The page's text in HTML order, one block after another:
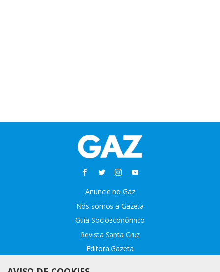
Anuncie no Gaz
Nós somos a Gazeta
Guia Socioeconômico
Revista Santa Cruz
Editora Gazeta